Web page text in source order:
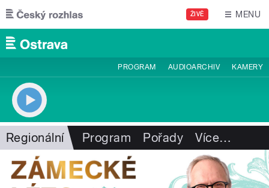
Přejít k hlavnímu obsahu
ŽIVĚ MENU
PROGRAM AUDIOARCHIV KAMERY
Regionální Program Pořady Více…